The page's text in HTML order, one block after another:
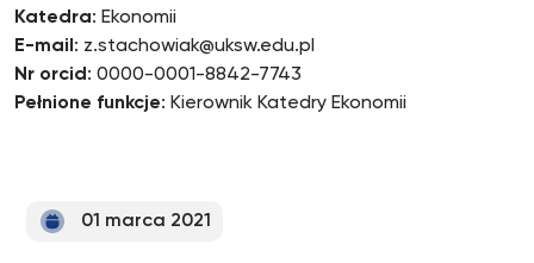
Katedra: Ekonomii
E-mail : z.stachowiak@uksw.edu.pl
Nr orcid : 0000-0001-8842-7743
Pełnione funkcje: Kierownik Katedry Ekonomii
01 marca 2021